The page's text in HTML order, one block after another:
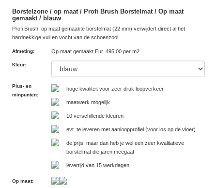
Borstelzone / op maat / Profi Brush Borstelmat / Op maat
gemaakt / blauw
Profi Brush, op maat gemaakte borstelmat (22 mm) verwijdert direct al het
hardnekkige vuil en vocht van de schoenzool.
Afmeting: Op maat gemaakt Eur. 495,00 per m2
Kleur:
Plus- en
minpunten:
hoge kwaliteit voor zeer druk loopverkeer
maatwerk mogelijk
10 verschillende kleuren
evt. te leveren met aanloopprofiel (voor los op de vloer)
de prijs, maar dan heb je wel een zeer kwalitatieve
borstelmat die jaren meegaat
levertijd van 15 werkdagen
Op maat: